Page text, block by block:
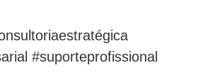
#suporteprofissional